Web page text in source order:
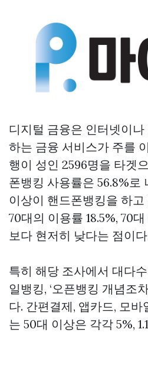
디지털 금융은 인터넷이
하는 금융 서비스가 주를
행이 성인 2596명을 타겟
폰뱅킹 사용률은 56.8%로
이상이 핸드폰뱅킹을 하
70대의 이용률 18.5%, 70
보다 현저히 낮다는 점이
특히 해당 조사에서 대다
일뱅킹, ‘오픈뱅킹 개념조
다. 간편결제, 앱카드, 모
는 50대 이상은 각각 5%,